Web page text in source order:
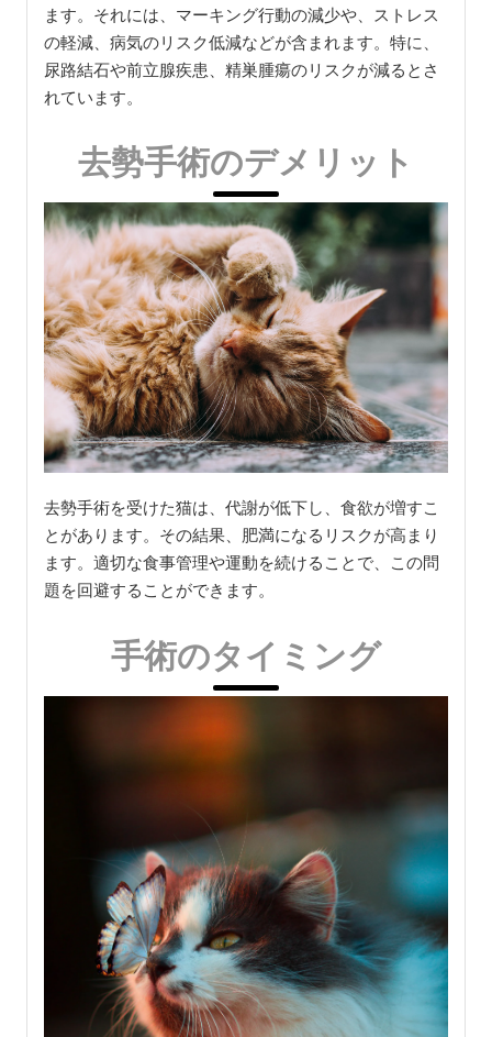
ます。それには、マーキング行動の減少や、ストレス
の軽減、病気のリスク低減などが含まれます。特に、
尿路結石や前立腺疾患、精巣腫瘍のリスクが減るとさ
れています。
去勢手術のデメリット
去勢手術を受けた猫は、代謝が低下し、食欲が増すこ
とがあります。その結果、肥満になるリスクが高まり
ます。適切な食事管理や運動を続けることで、この問
題を回避することができます。
手術のタイミング